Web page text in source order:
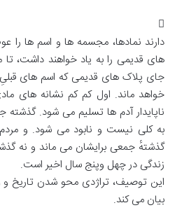
دارند نمادها، مجسمه ها و اسم ها را
های قدیمی را به یاد خواهند داشت،
جای پلاک های قدیمی که اسم های قبلیِ
خواهد ماند. اول کم کم نشانه های
ناپایدار آدم ها تسلیم می شود. گذشته
به کلی نیست و نابود می شود. و
گذشتهٔ جمعی برایشان می ماند و نه
زندگی در چهل وپنج سال اخیر است.
این توصیف، تراژدی محو شدن تاریخ و
بیان می کند.